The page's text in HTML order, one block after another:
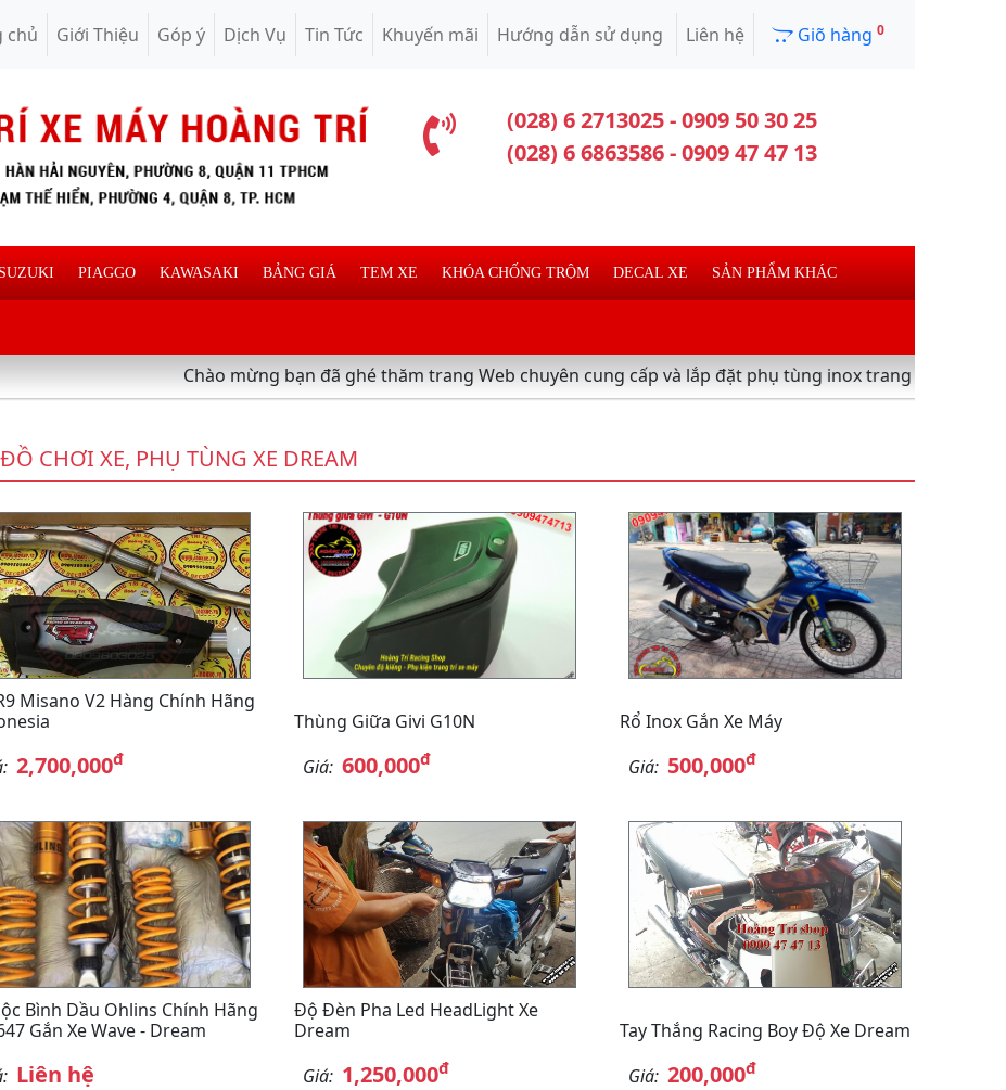
chủ Giới Thiệu Góp ý Dịch Vụ Tin Tức Khuyến mãi Hướng dẫn sử dụng Liên hệ Giõ hàng 0
(028) 6 2713025 - 0909 50 30 25
(028) 6 6863586 - 0909 47 47 13
SUZUKI PIAGGO KAWASAKI BẢNG GIÁ TEM XE KHÓA CHỐNG TRỘM DECAL XE SẢN PHẨM KHÁC
Chào mừng bạn đã ghé thăm trang Web chuyên cung cấp và lắp đặt phụ tùng inox trang trí làm đẹp xe
ĐỒ CHƠI XE, PHỤ TÙNG XE DREAM
Misano V2 Hàng Chính Hãng
2,700,000đ
Thùng Giữa Givi G10N
Giá: 600,000đ
Rổ Inox Gắn Xe Máy
Giá: 500,000đ
Bình Dầu Ohlins Chính Hãng
Gắn Xe Wave - Dream
Liên hệ
Độ Đèn Pha Led HeadLight Xe
Dream
Giá: 1,250,000đ
Tay Thắng Racing Boy Độ Xe Dream
Giá: 200,000đ